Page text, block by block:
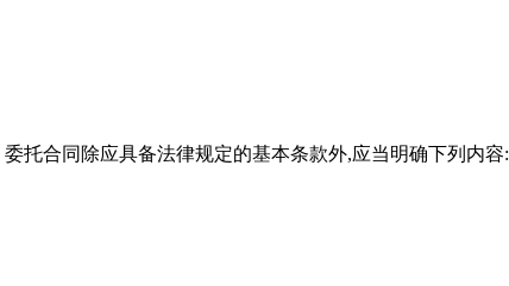
托合同除应具备法律规定的基本条款外,应当明确下列内容: